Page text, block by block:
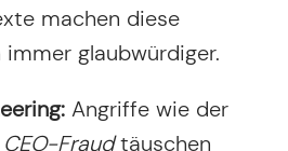
machen diese
glaubwürdiger.
Angriffe wie der
CEO-Fraudtäuschen